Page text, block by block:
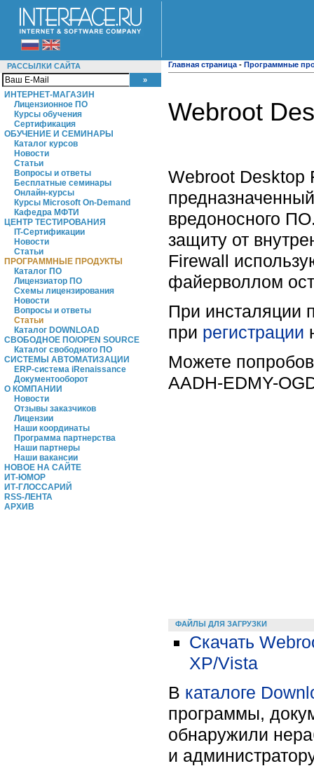
РАССЫЛКИ САЙТА
ИНТЕРНЕТ-МАГАЗИН
Лицензионное ПО
Курсы обучения
Сертификация
ОБУЧЕНИЕ И СЕМИНАРЫ
Каталог курсов
Новости
Статьи
Вопросы и ответы
Бесплатные семинары
Онлайн-курсы
Курсы Microsoft On-Demand
Кафедра МФТИ
ЦЕНТР ТЕСТИРОВАНИЯ
IT-Сертификации
Новости
Статьи
ПРОГРАММНЫЕ ПРОДУКТЫ
Каталог ПО
Лицензиатор ПО
Схемы лицензирования
Новости
Вопросы и ответы
Статьи
Каталог DOWNLOAD
СВОБОДНОЕ ПО/OPEN SOURCE
Каталог свободного ПО
СИСТЕМЫ АВТОМАТИЗАЦИИ
ERP-система iRenaissance
Документооборот
О КОМПАНИИ
Новости
Отзывы заказчиков
Лицензии
Наши координаты
Программа партнерства
Наши партнеры
Наши вакансии
НОВОЕ НА САЙТЕ
ИТ-ЮМОР
ИТ-ГЛОССАРИЙ
RSS-ЛЕНТА
АРХИВ
Главная страница - Программные
Webroot
Webroot Desktop
вредоносного
защиту от
Firewall
файерволлом
При инсталяции
при регистрации
Можете
AADH-EDMY-
ФАЙЛЫ ДЛЯ ЗАГРУЗКИ
Скачать
XP/Vista
В каталоге
программы,
обнаружили
и